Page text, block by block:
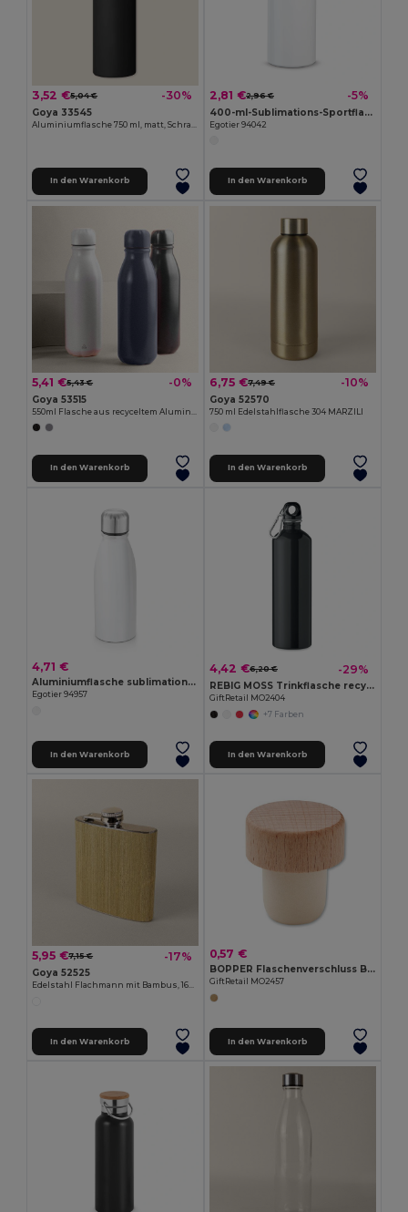
3,52 €5,04 € -30%
Goya 33545
In den Warenkorb
2,81 €2,96 € -5%
400-ml-Sublimations-Sportflasche
Egotier 94042
In den Warenkorb
5,41 €5,43 € -0%
Goya 53515
In den Warenkorb
6,75 €7,49 € -10%
Goya 52570
750 ml Edelstahlflasche 304 MARZILI
In den Warenkorb
4,71 €
Aluminiumflasche sublimations mit Edelstahlverschluss 500 ml
Egotier 94957
In den Warenkorb
4,42 €6,20 € -29%
REBIG MOSS Trinkflasche recycelter 750ml
GiftRetail MO2404
+7 Farben
In den Warenkorb
5,95 €7,15 € -17%
Goya 52525
Edelstahl Flachmann mit Bambus, 160ml, 4mm HAK
In den Warenkorb
0,57 €
BOPPER Flaschenverschluss Buchenholz
GiftRetail MO2457
In den Warenkorb